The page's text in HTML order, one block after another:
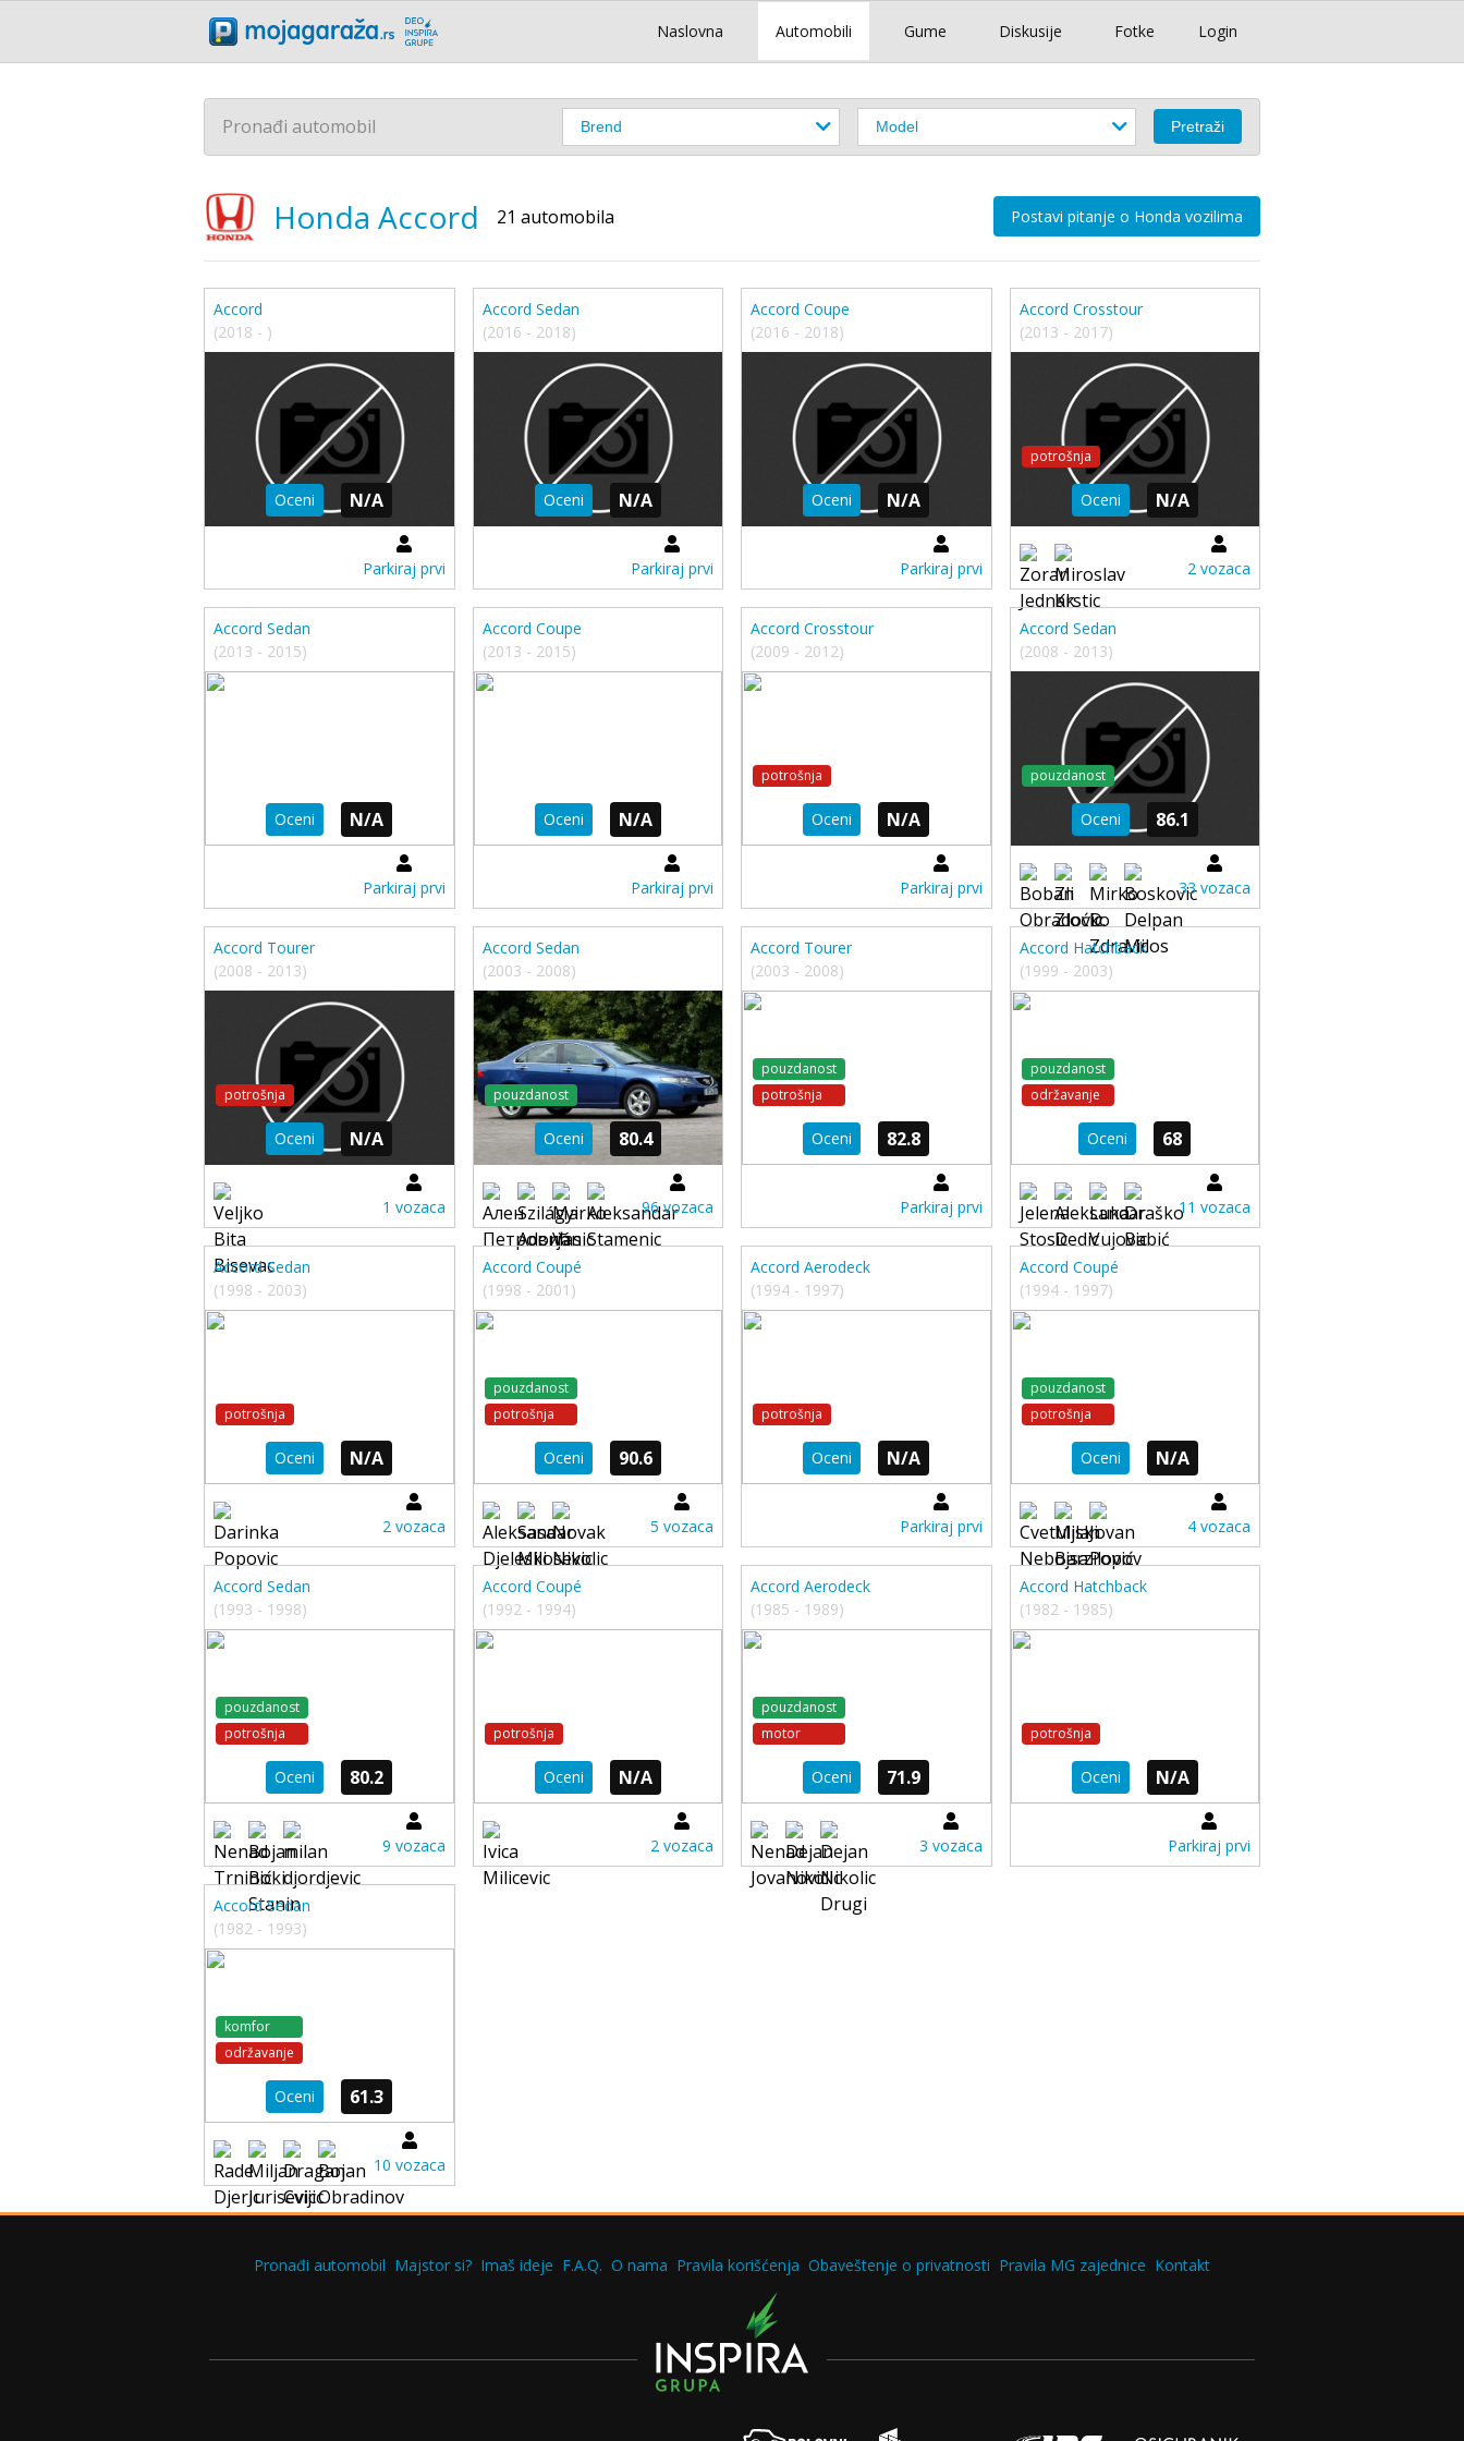
Login
Naslovna Automobili Gume Diskusije Fotke
Pronađi automobil
Honda Accord 21 automobila Postavi pitanje o Honda vozilima
Accord
(2018 - )
Oceni N/A
Parkiraj prvi
Accord Sedan
(2016 - 2018)
Oceni N/A
Parkiraj prvi
Accord Coupe
(2016 - 2018)
Oceni N/A
Parkiraj prvi
Accord Crosstour
(2013 - 2017)
potrošnja
Oceni N/A
2 vozaca
Accord Sedan
(2013 - 2015)
Oceni N/A
Parkiraj prvi
Accord Coupe
(2013 - 2015)
Oceni N/A
Parkiraj prvi
Accord Crosstour
(2009 - 2012)
potrošnja
Oceni N/A
Parkiraj prvi
Accord Sedan
(2008 - 2013)
pouzdanost
Oceni 86.1
33 vozaca
Accord Tourer
(2008 - 2013)
potrošnja
Oceni N/A
1 vozaca
Accord Sedan
(2003 - 2008)
pouzdanost
Oceni 80.4
96 vozaca
Accord Tourer
(2003 - 2008)
pouzdanost
potrošnja
Oceni 82.8
Parkiraj prvi
Accord Hatchback
(1999 - 2003)
pouzdanost
održavanje
Oceni 68
11 vozaca
Accord Sedan
(1998 - 2003)
potrošnja
Oceni N/A
2 vozaca
Accord Coupé
(1998 - 2001)
pouzdanost
potrošnja
Oceni 90.6
5 vozaca
Accord Aerodeck
(1994 - 1997)
potrošnja
Oceni N/A
Parkiraj prvi
Accord Coupé
(1994 - 1997)
pouzdanost
potrošnja
Oceni N/A
4 vozaca
Accord Sedan
(1993 - 1998)
pouzdanost
potrošnja
Oceni 80.2
9 vozaca
Accord Coupé
(1992 - 1994)
potrošnja
Oceni N/A
2 vozaca
Accord Aerodeck
(1985 - 1989)
pouzdanost
motor
Oceni 71.9
3 vozaca
Accord Hatchback
(1982 - 1985)
potrošnja
Oceni N/A
Parkiraj prvi
Accord Sedan
(1982 - 1993)
komfor
održavanje
Oceni 61.3
10 vozaca
Pronađi automobil Majstor si? Imaš ideje F.A.Q. O nama Pravila korišćenja Obaveštenje o privatnosti Pravila MG zajednice Kontakt